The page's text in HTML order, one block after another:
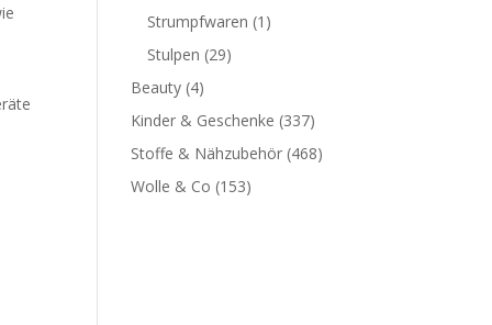
Strumpfwaren (1)
Stulpen (29)
Beauty (4)
Kinder & Geschenke (337)
Stoffe & Nähzubehör (468)
Wolle & Co (153)